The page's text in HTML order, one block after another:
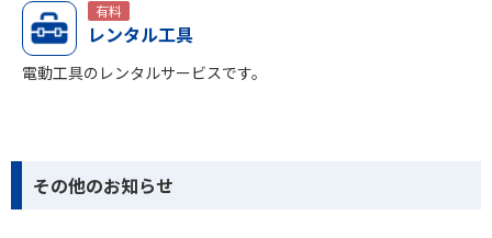
有料
レンタル工具
電動工具のレンタルサービスです。
その他のお知らせ